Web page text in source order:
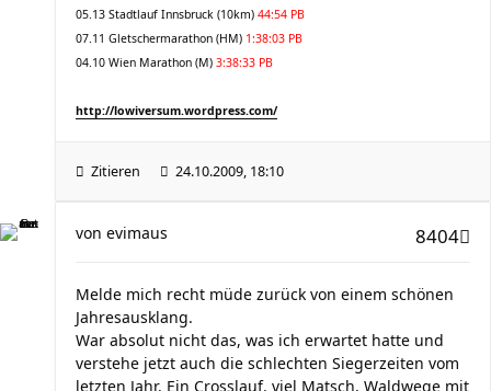
05.13 Stadtlauf Innsbruck (10km) 44:54 PB
07.11 Gletschermarathon (HM) 1:38:03 PB
04.10 Wien Marathon (M) 3:38:33 PB
http://lowiversum.wordpress.com/
Zitieren 24.10.2009, 18:10
8404
von evimaus
Melde mich recht müde zurück von einem schönen
Jahresausklang.
War absolut nicht das, was ich erwartet hatte und
verstehe jetzt auch die schlechten Siegerzeiten vom
letzten Jahr. Ein Crosslauf. viel Matsch, Waldwege mit